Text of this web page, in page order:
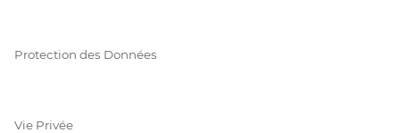
Protection des Données
Vie Privée